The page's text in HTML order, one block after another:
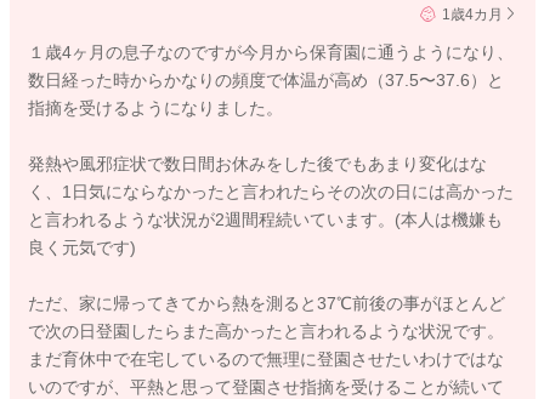
1歳4カ月
１歳4ヶ月の息子なのですが今月から保育園に通うようになり、
数日経った時からかなりの頻度で体温が高め（37.5〜37.6）と
指摘を受けるようになりました。
発熱や風邪症状で数日間お休みをした後でもあまり変化はな
く、1日気にならなかったと言われたらその次の日には高かった
と言われるような状況が2週間程続いています。(本人は機嫌も
良く元気です)
ただ、家に帰ってきてから熱を測ると37℃前後の事がほとんど
で次の日登園したらまた高かったと言われるような状況です。
まだ育休中で在宅しているので無理に登園させたいわけではな
いのですが、平熱と思って登園させ指摘を受けることが続いて